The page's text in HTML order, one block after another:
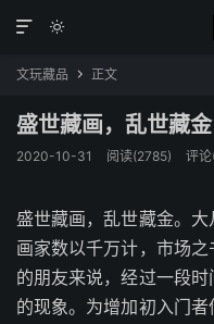


文玩藏品  正文
盛世藏画，乱世藏
2020-10-31 阅读(2785) 评
盛世藏画，乱世藏金。
画家数以千万计，市场
的朋友来说，经过一段
的现象。为增加初入门者